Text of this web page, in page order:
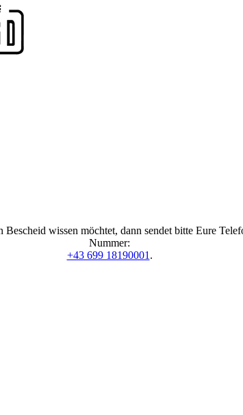
wissen möchtet, dann sendet bitte Eure
Nummer:
+43 699 18190001 .